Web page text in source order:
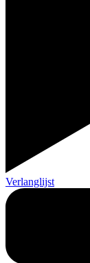
Verlanglijst